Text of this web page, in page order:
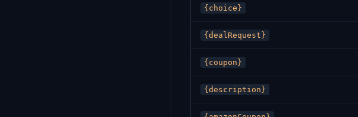
{choice}
{dealRequest}
{coupon}
{description}